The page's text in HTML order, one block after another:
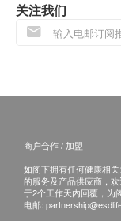
Zinc (Zinc
Magnesium
Lutein (叶黄素
FOS
Vitamin B-12 (
Vitamin C (维他
退换产品必
或过期退回
如有其他损
正本，并
Great Well
查询热线：
关注我们
商户合作 / 加盟
如阁下拥有任何健康相
的服务及产品供应商，
于2个工作天内回覆，为
电邮: